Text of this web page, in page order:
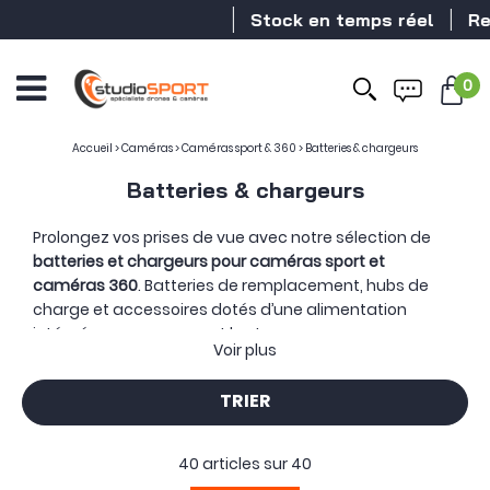
Stock en temps réel
0
Accueil >Caméras>Caméras sport & 360 > Batteries & chargeurs
Batteries & chargeurs
Prolongez vos prises de vue avec notre sélection de
batteries et chargeurs pour caméras sport et
caméras 360. Batteries de remplacement, hubs de
charge et accessoires dotés d’une alimentation
intégrée accompagnent les tournages en
mouvement, les voyages et les longues sessions de
captation.
Disposer de plusieurs batteries chargées permet
attendre que la caméra soit de nouveau disponible.
Les batteries seules complètent l’équipement
Voir plus
TRIER
40 articles sur 40